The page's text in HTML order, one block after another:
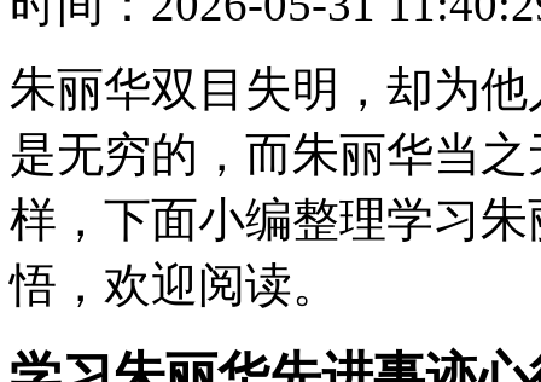
朱丽华双目失明，却为
是无穷的，而朱丽华当
样，下面小编整理学习
悟，欢迎阅读。